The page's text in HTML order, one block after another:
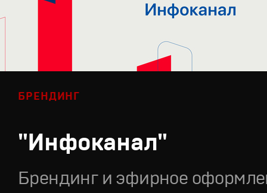
БРЕНДИНГ
"Инфоканал"
Брендинг и эфирное